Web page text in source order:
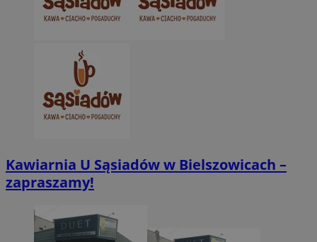
Kawiarnia U Sąsiadów w Bielszowicach –
zapraszamy!